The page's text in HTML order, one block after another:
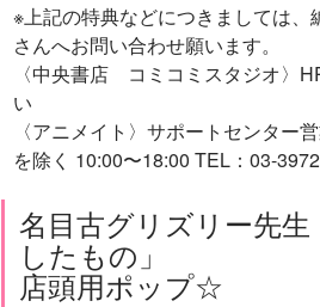
※上記の特典などにつきましては、
さんへお問い合わせ願います。
〈中央書店 コミコミスタジオ〉
い
〈アニメイト〉サポートセンター
を除く 10:00〜18:00 TEL：03-
名目古グリズリー先生
したもの」
店頭用ポップ☆